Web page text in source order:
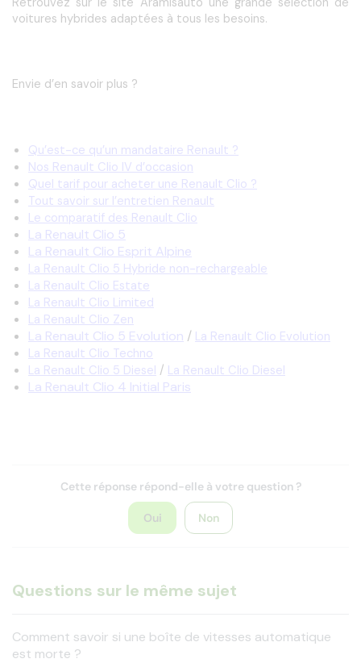
voitures hybrides adaptées à tous les besoins.
Envie d’en savoir plus ?
Qu’est-ce qu’un mandataire Renault ?
Nos Renault Clio IV d’occasion
Quel tarif pour acheter une Renault Clio ?
Tout savoir sur l’entretien Renault
Le comparatif des Renault Clio
La Renault Clio 5
La Renault Clio Esprit Alpine
La Renault Clio 5 Hybride non-rechargeable
La Renault Clio Estate
La Renault Clio Limited
La Renault Clio Zen
La Renault Clio 5 Evolution / La Renault Clio Evolution
La Renault Clio Techno
La Renault Clio 5 Diesel / La Renault Clio Diesel
La Renault Clio 4 Initial Paris
Cette réponse répond-elle à votre question ?
Oui Non
Questions sur le même sujet
Comment savoir si une boîte de vitesses automatique
est morte ?